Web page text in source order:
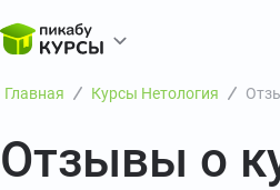
Главная Курсы Нетология
Отзывы о